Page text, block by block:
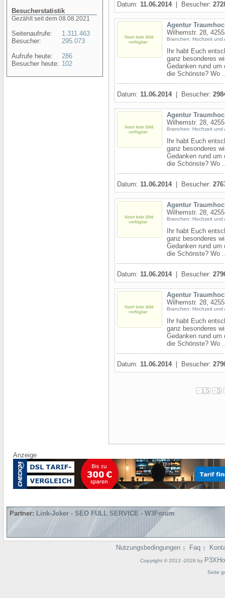
Besucherstatistik
Gezählt seit dem 08.08.2021
Seitenaufrufe:
Besucher:
Aufrufe heute:
Besucher heute:
1.311.463
295.073
286
102
Datum: 11.06.2014| Besucher:
Agentur
Wilhemstr. 28,
Branchen: Hochzeit und
Ihr habt Euch
ganz besonderes
Gedanken rund
die Schönste? Wo
Datum: 11.06.2014| Besucher:
Agentur
Wilhemstr. 28,
Branchen: Hochzeit und
Ihr habt Euch
ganz besonderes
Gedanken rund
die Schönste? Wo
Datum: 11.06.2014| Besucher:
Agentur
Wilhemstr. 28,
Branchen: Hochzeit und
Ihr habt Euch
ganz besonderes
Gedanken rund
die Schönste? Wo
Datum: 11.06.2014| Besucher:
Agentur
Wilhemstr. 28,
Branchen: Hochzeit und
Ihr habt Euch
ganz besonderes
Gedanken rund
die Schönste? Wo
Datum: 11.06.2014| Besucher:
Anzeige
Partner: Link-Joker - SEO FULL SERVICE - W3Forum
Nutzungsbedingungen | Faq |
Copyright © 2013 -2026 by
Seite